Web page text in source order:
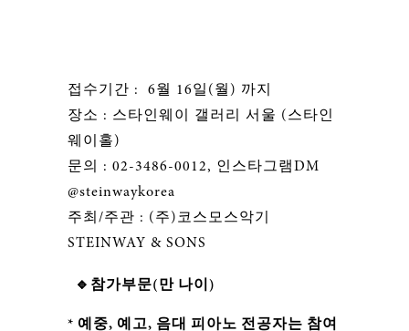
접수기간 : 6월 16일(월) 까지
장소 : 스타인웨이 갤러리 서울 (스타인
웨이홀)
문의 : 02-3486-0012, 인스타그램DM
@steinwaykorea
주최/주관 : (주)코스모스악기
STEINWAY & SONS
🔹참가부문(만 나이)
* 예중, 예고, 음대 피아노 전공자는 참여